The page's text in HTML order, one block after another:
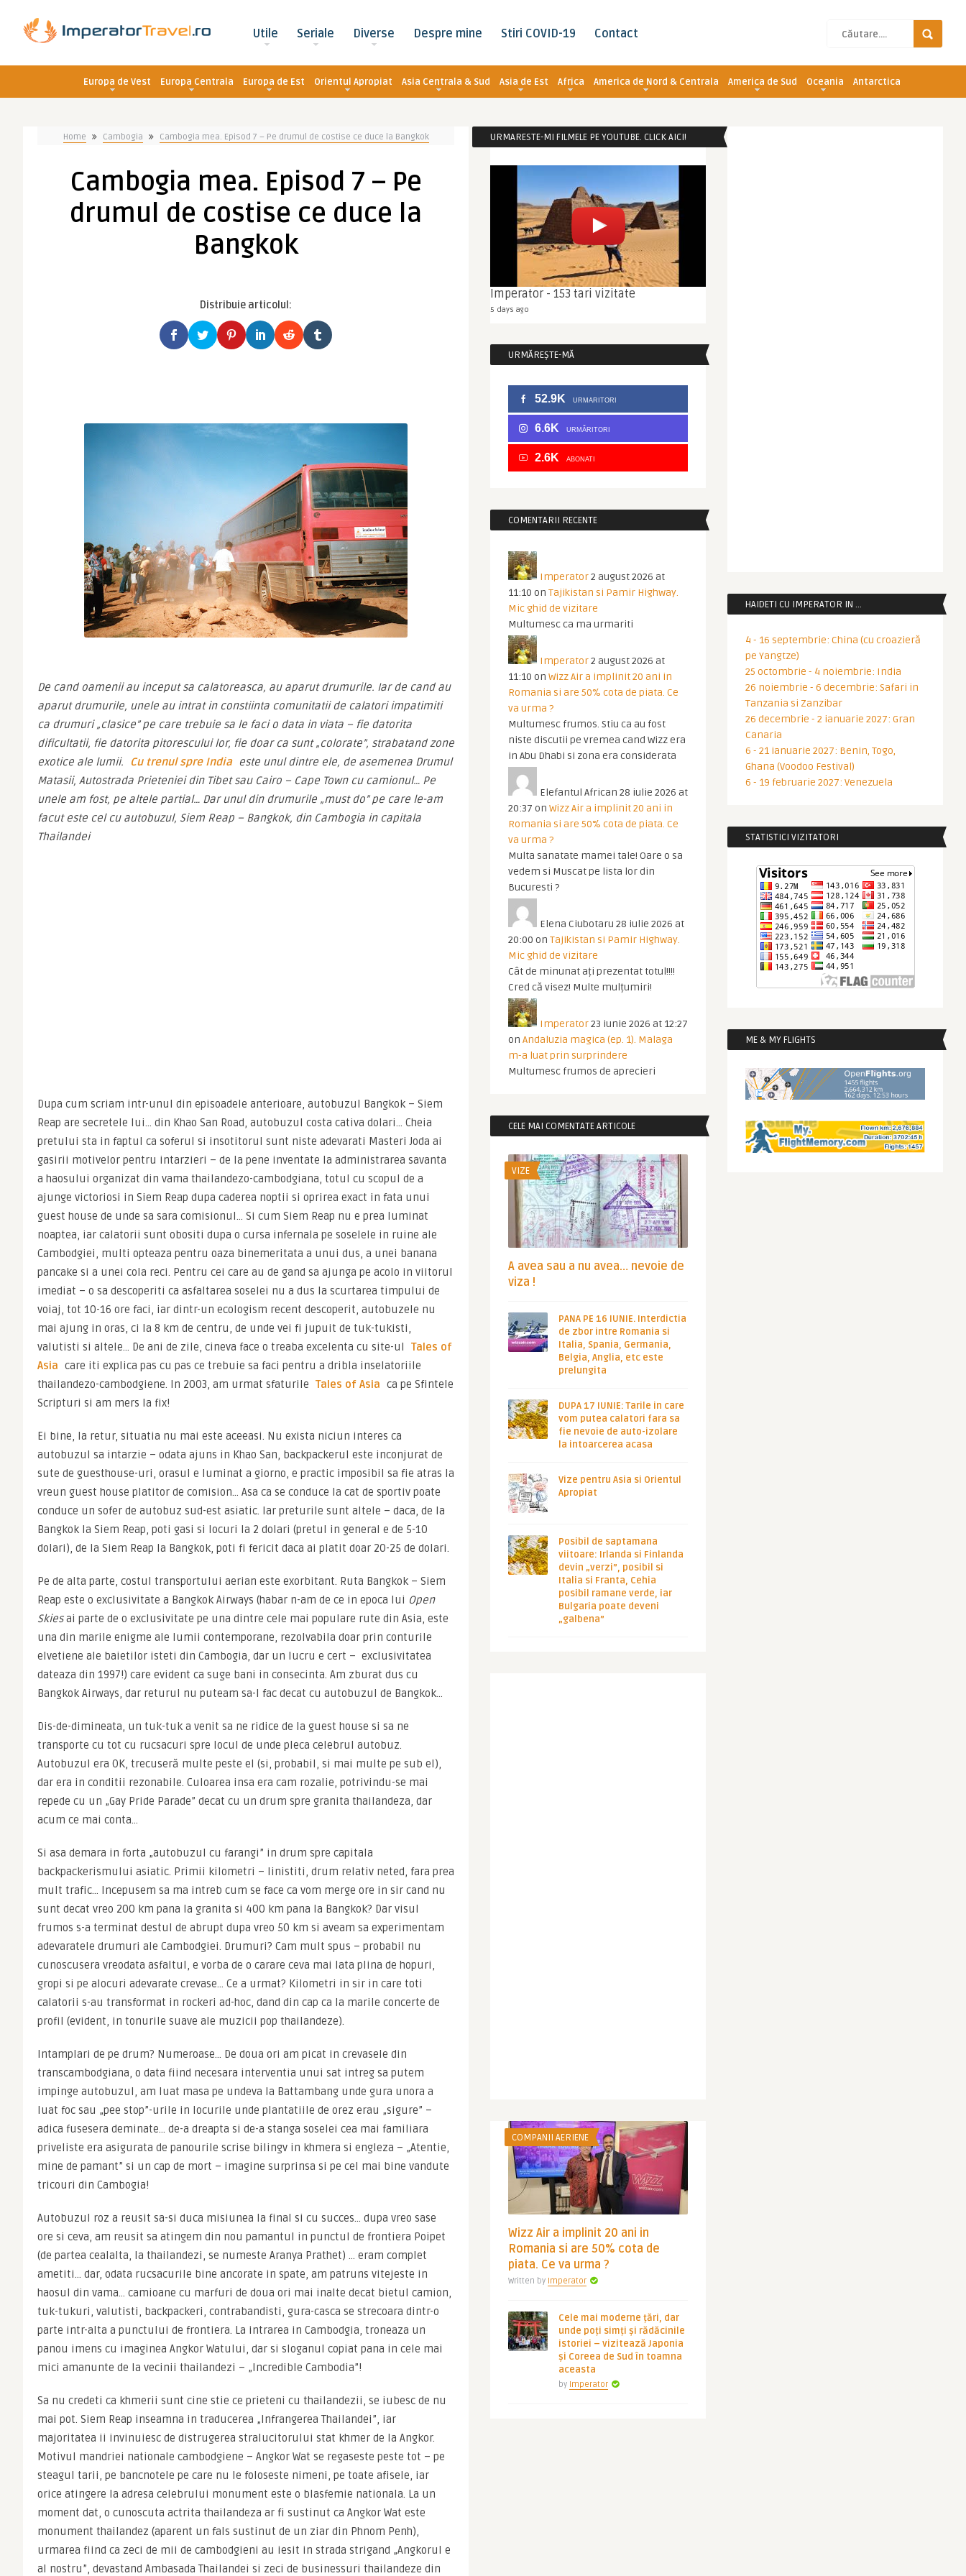
Utile Seriale Diverse Despre mine Stiri COVID-19 Contact
Europa de Vest Europa Centrala Europa de Est Orientul Apropiat Asia Centrala & Sud Asia de Est Africa America de Nord & Centrala America de Sud Oceania Antarctica
Home Cambogia Cambogia mea. Episod 7 – Pe drumul de costise ce duce la Bangkok
Cambogia mea. Episod 7 – Pe
drumul de costise ce duce la
Bangkok
Distribuie articolul:
De cand oamenii au inceput sa calatoreasca, au aparut drumurile. Iar de cand au
aparut drumurile, unele au intrat in constiinta comunitatii de calatori impatimiti
ca drumuri „clasice” pe care trebuie sa le faci o data in viata – fie datorita
dificultatii, fie datorita pitorescului lor, fie doar ca sunt „colorate”, strabatand zone
exotice ale lumii.
Cu trenul spre India
este unul dintre ele, de asemenea Drumul
Matasii, Autostrada Prieteniei din Tibet sau Cairo – Cape Town cu camionul… Pe
unele am fost, pe altele partial… Dar unul din drumurile „must do” pe care le-am
facut este cel cu autobuzul, Siem Reap – Bangkok, din Cambogia in capitala
Thailandei
Dupa cum scriam intr-unul din episoadele anterioare, autobuzul Bangkok – Siem
Reap are secretele lui… din Khao San Road, autobuzul costa cativa dolari… Cheia
pretului sta in faptul ca soferul si insotitorul sunt niste adevarati Masteri Joda ai
gasirii motivelor pentru intarzieri – de la pene inventate la administrarea savanta
a haosului organizat din vama thailandezo-cambodgiana, totul cu scopul de a
ajunge victoriosi in Siem Reap dupa caderea noptii si oprirea exact in fata unui
guest house de unde sa sara comisionul… Si cum Siem Reap nu e prea luminat
noaptea, iar calatorii sunt obositi dupa o cursa infernala pe soselele in ruine ale
Cambodgiei, multi opteaza pentru oaza binemeritata a unui dus, a unei banana
pancake si a unei cola reci. Pentru cei care au de gand sa ajunga pe acolo in viitorul
imediat – o sa descoperiti ca asfaltarea soselei nu a dus la scurtarea timpului de
voiaj, tot 10-16 ore faci, iar dintr-un ecologism recent descoperit, autobuzele nu
mai ajung in oras, ci la 8 km de centru, de unde vei fi jupuit de tuk-tukisti,
valutisti si altele… De ani de zile, cineva face o treaba excelenta cu site-ul
Tales of
Asia care iti explica pas cu pas ce trebuie sa faci pentru a dribla inselatoriile
thailandezo-cambodgiene. In 2003, am urmat sfaturile Tales of Asia ca pe Sfintele
Scripturi si am mers la fix!
Ei bine, la retur, situatia nu mai este aceeasi. Nu exista niciun interes ca
autobuzul sa intarzie – odata ajuns in Khao San, backpackerul este inconjurat de
sute de guesthouse-uri, orasul e luminat a giorno, e practic imposibil sa fie atras la
vreun guest house platitor de comision… Asa ca se conduce la cat de sportiv poate
conduce un sofer de autobuz sud-est asiatic. Iar preturile sunt altele – daca, de la
Bangkok la Siem Reap, poti gasi si locuri la 2 dolari (pretul in general e de 5-10
dolari), de la Siem Reap la Bangkok, poti fi fericit daca ai platit doar 20-25 de dolari.
Pe de alta parte, costul transportului aerian este exorbitant. Ruta Bangkok – Siem
Reap este o exclusivitate a Bangkok Airways (habar n-am de ce in epoca lui Open
Skies ai parte de o exclusivitate pe una dintre cele mai populare rute din Asia, este
una din marile enigme ale lumii contemporane, rezolvabila doar prin conturile
elvetiene ale baietilor isteti din Cambogia, dar un lucru e cert –  exclusivitatea
dateaza din 1997!) care evident ca suge bani in consecinta. Am zburat dus cu
Bangkok Airways, dar returul nu puteam sa-l fac decat cu autobuzul de Bangkok…
Dis-de-dimineata, un tuk-tuk a venit sa ne ridice de la guest house si sa ne
transporte cu tot cu rucsacuri spre locul de unde pleca celebrul autobuz.
Autobuzul era OK, trecuseră multe peste el (si, probabil, si mai multe pe sub el),
dar era in conditii rezonabile. Culoarea insa era cam rozalie, potrivindu-se mai
repede cu un „Gay Pride Parade” decat cu un drum spre granita thailandeza, dar
acum ce mai conta…
Si asa demara in forta „autobuzul cu farangi” in drum spre capitala
backpackerismului asiatic. Primii kilometri – linistiti, drum relativ neted, fara prea
mult trafic… Incepusem sa ma intreb cum se face ca vom merge ore in sir cand nu
sunt decat vreo 200 km pana la granita si 400 km pana la Bangkok? Dar visul
frumos s-a terminat destul de abrupt dupa vreo 50 km si aveam sa experimentam
adevaratele drumuri ale Cambodgiei. Drumuri? Cam mult spus – probabil nu
cunoscusera vreodata asfaltul, e vorba de o carare ceva mai lata plina de hopuri,
gropi si pe alocuri adevarate crevase… Ce a urmat? Kilometri in sir in care toti
calatorii s-au transformat in rockeri ad-hoc, dand din cap ca la marile concerte de
profil (evident, in tonurile suave ale muzicii pop thailandeze).
Intamplari de pe drum? Numeroase… De doua ori am picat in crevasele din
transcambodgiana, o data fiind necesara interventia unui sat intreg sa putem
impinge autobuzul, am luat masa pe undeva la Battambang unde gura unora a
luat foc sau „pee stop”-urile in locurile unde plantatiile de orez erau „sigure” –
adica fusesera deminate… de-a dreapta si de-a stanga soselei cea mai familiara
priveliste era asigurata de panourile scrise bilingv in khmera si engleza – „Atentie,
mine de pamant” si un cap de mort – imagine surprinsa si pe cel mai bine vandute
tricouri din Cambogia!
Autobuzul roz a reusit sa-si duca misiunea la final si cu succes… dupa vreo sase
ore si ceva, am reusit sa atingem din nou pamantul in punctul de frontiera Poipet
(de partea cealalta, la thailandezi, se numeste Aranya Prathet) … eram complet
ametiti… dar, odata rucsacurile bine ancorate in spate, am patruns vitejeste in
haosul din vama… camioane cu marfuri de doua ori mai inalte decat bietul camion,
tuk-tukuri, valutisti, backpackeri, contrabandisti, gura-casca se strecoara dintr-o
parte intr-alta a punctului de frontiera. La intrarea in Cambodgia, troneaza un
panou imens cu imaginea Angkor Watului, dar si sloganul copiat pana in cele mai
mici amanunte de la vecinii thailandezi – „Incredible Cambodia”!
Sa nu credeti ca khmerii sunt cine stie ce prieteni cu thailandezii, se iubesc de nu
mai pot. Siem Reap inseamna in traducerea „Infrangerea Thailandei”, iar
majoritatea ii invinuiesc de distrugerea stralucitorului stat khmer de la Angkor.
Motivul mandriei nationale cambodgiene – Angkor Wat se regaseste peste tot – pe
steagul tarii, pe bancnotele pe care nu le foloseste nimeni, pe toate afisele, iar
orice atingere la adresa celebrului monument este o blasfemie nationala. La un
moment dat, o cunoscuta actrita thailandeza ar fi sustinut ca Angkor Wat este
monument thailandez (aparent un fals sustinut de un ziar din Phnom Penh),
urmarea fiind ca zeci de mii de cambodgieni au iesit in strada strigand „Angkorul e
al nostru”, devastand Ambasada Thailandei si zeci de businessuri thailandeze din
URMARESTE-MI FILMELE PE YOUTUBE. CLICK AICI!
Imperator - 153 tari vizitate
5 days ago
URMĂREȘTE-MĂ
52.9K URMARITORI
6.6K URMĂRITORI
2.6K ABONATI
COMENTARII RECENTE
Imperator2 august 2026 at
11:10 on Tajikistan si Pamir Highway.
Mic ghid de vizitare
Multumesc ca ma urmariti
Imperator2 august 2026 at
11:10 on Wizz Air a implinit 20 ani in
Romania si are 50% cota de piata. Ce
va urma ?
Multumesc frumos. Stiu ca au fost
niste discutii pe vremea cand Wizz era
in Abu Dhabi si zona era considerata
Elefantul African 28 iulie 2026 at
20:37 on Wizz Air a implinit 20 ani in
Romania si are 50% cota de piata. Ce
va urma ?
Multa sanatate mamei tale! Oare o sa
vedem si Muscat pe lista lor din
Bucuresti ?
Elena Ciubotaru 28 iulie 2026 at
20:00 on Tajikistan si Pamir Highway.
Mic ghid de vizitare
Cât de minunat ați prezentat totul!!!!
Cred că visez! Multe mulțumiri!
Imperator23 iunie 2026 at 12:27
on Andaluzia magica (ep. 1). Malaga
m-a luat prin surprindere
Multumesc frumos de aprecieri
CELE MAI COMENTATE ARTICOLE
VIZE
A avea sau a nu avea… nevoie de
viza !
PANA PE 16 IUNIE. Interdictia
de zbor intre Romania si
Italia, Spania, Germania,
Belgia, Anglia, etc este
prelungita
DUPA 17 IUNIE: Tarile in care
vom putea calatori fara sa
fie nevoie de auto-izolare
la intoarcerea acasa
Vize pentru Asia si Orientul
Apropiat
Posibil de saptamana
viitoare: Irlanda si Finlanda
devin „verzi”, posibil si
Italia si Franta, Cehia
posibil ramane verde, iar
Bulgaria poate deveni
„galbena”
COMPANII AERIENE
Wizz Air a implinit 20 ani in
Romania si are 50% cota de
piata. Ce va urma ?
Written by Imperator
Cele mai moderne țări, dar
unde poți simți și rădăcinile
istoriei – vizitează Japonia
și Coreea de Sud în toamna
aceasta
by Imperator
HAIDETI CU IMPERATOR IN …
4 - 16 septembrie: China (cu croazieră
pe Yangtze)
25 octombrie - 4 noiembrie: India
26 noiembrie - 6 decembrie: Safari in
Tanzania si Zanzibar
26 decembrie - 2 ianuarie 2027: Gran
Canaria
6 - 21 ianuarie 2027: Benin, Togo,
Ghana (Voodoo Festival)
6 - 19 februarie 2027: Venezuela
STATISTICI VIZITATORI
ME & MY FLIGHTS